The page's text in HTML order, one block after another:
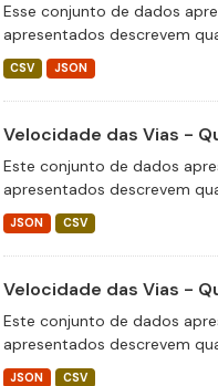
Esse conjunto de dados
apresentados descrevem
CSV JSON
Velocidade das Vias -
Este conjunto de dados
apresentados descrevem
JSON CSV
Velocidade das Vias -
Este conjunto de dados
apresentados descrevem
JSON CSV